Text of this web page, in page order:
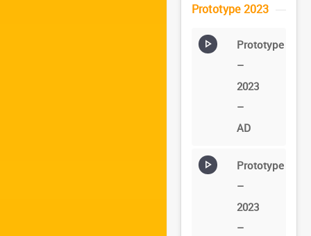
Prototype 2023
Prototype
–
2023
–
AD
Prototype
–
2023
–